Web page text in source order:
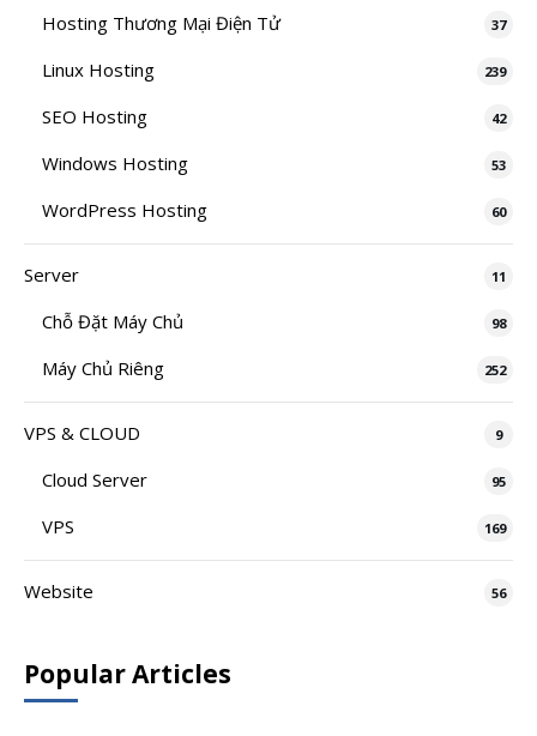
Hosting Thương Mại Điện Tử 37
Linux Hosting 239
SEO Hosting 42
Windows Hosting 53
WordPress Hosting 60
Server 11
Chỗ Đặt Máy Chủ 98
Máy Chủ Riêng 252
VPS & CLOUD 9
Cloud Server 95
VPS 169
Website 56
Popular Articles